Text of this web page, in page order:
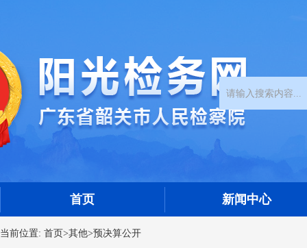
首页 新闻中心
当前位置: 首页>其他>预决算公开